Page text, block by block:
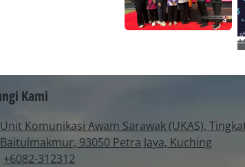
Kami
Unit Komunikasi Awam Sarawak (UKAS),
Baitulmakmur, 93050 Petra Jaya, Kuching
+6082-312312